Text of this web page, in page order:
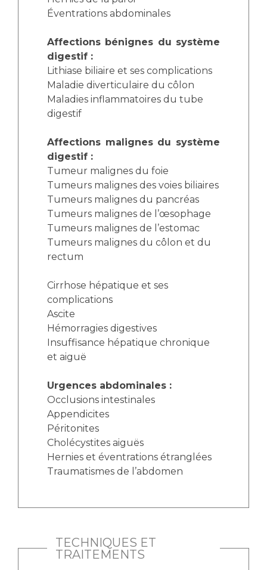
Éventrations abdominales
Affections bénignes du système
digestif :
Lithiase biliaire et ses complications
Maladie diverticulaire du côlon
Maladies inflammatoires du tube
digestif
Affections malignes du système
digestif :
Tumeur malignes du foie
Tumeurs malignes des voies biliaires
Tumeurs malignes du pancréas
Tumeurs malignes de l’œsophage
Tumeurs malignes de l’estomac
Tumeurs malignes du côlon et du
rectum
Cirrhose hépatique et ses
complications
Ascite
Hémorragies digestives
Insuffisance hépatique chronique
et aiguë
Urgences abdominales :
Occlusions intestinales
Appendicites
Péritonites
Cholécystites aiguës
Hernies et éventrations étranglées
Traumatismes de l’abdomen
TECHNIQUES ET
TRAITEMENTS